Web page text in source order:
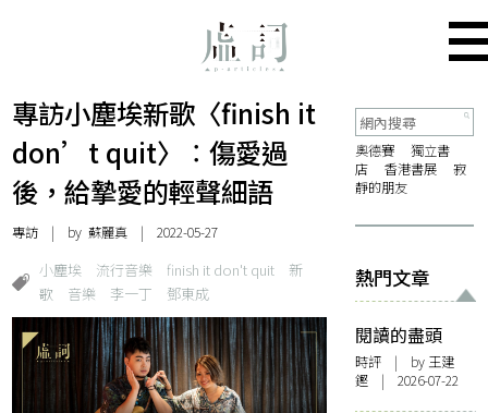
專訪小塵埃新歌〈finish it
don’t quit〉︰傷愛過
後，給摯愛的輕聲細語
專訪 | by蘇麗真 | 2022-05-27
小塵埃 流行音樂 finish it don't quit
新
歌
音樂 李一丁 鄧東成
奧德賽
獨立書
店
香港書展
寂
靜的朋友
熱門文章
閱讀的盡頭
時評 | by 王建
鏗 | 2026-07-22